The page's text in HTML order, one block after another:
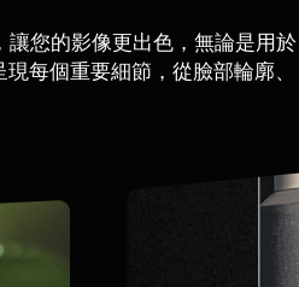
您的影像更出色，無論是用於
每個重要細節，從臉部輪廓、